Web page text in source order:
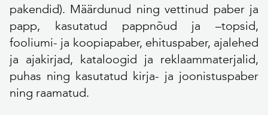
pakendid). Määrdunud ning vettinud paber ja
papp, kasutatud pappnõud ja –topsid,
fooliumi- ja koopiapaber, ehituspaber, ajalehed
ja ajakirjad, kataloogid ja reklaammaterjalid,
puhas ning kasutatud kirja- ja joonistuspaber
ning raamatud.